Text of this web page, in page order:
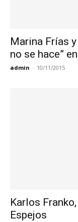
Marina Frías
no se hace”
admin - 10/11/2015
Karlos
Espejos